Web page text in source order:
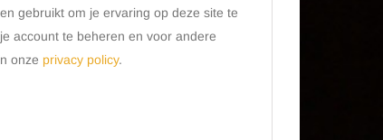
gebruikt om je ervaring op deze site te
account te beheren en voor andere
onze privacy policy.